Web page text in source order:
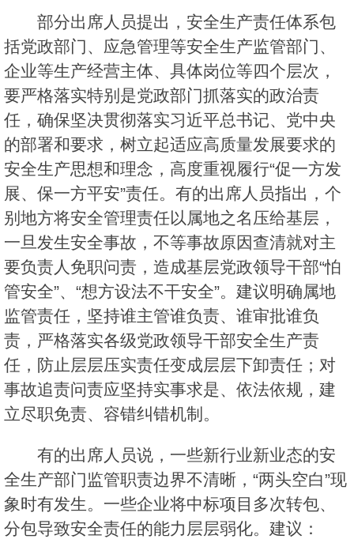
部分出席人员提出，安全生产责任体系包
括党政部门、应急管理等安全生产监管部门、
企业等生产经营主体、具体岗位等四个层次，
要严格落实特别是党政部门抓落实的政治责
任，确保坚决贯彻落实习近平总书记、党中央
的部署和要求，树立起适应高质量发展要求的
安全生产思想和理念，高度重视履行“促一方发
展、保一方平安”责任。有的出席人员指出，个
别地方将安全管理责任以属地之名压给基层，
一旦发生安全事故，不等事故原因查清就对主
要负责人免职问责，造成基层党政领导干部“怕
管安全”、“想方设法不干安全”。建议明确属地
监管责任，坚持谁主管谁负责、谁审批谁负
责，严格落实各级党政领导干部安全生产责
任，防止层层压实责任变成层层下卸责任；对
事故追责问责应坚持实事求是、依法依规，建
立尽职免责、容错纠错机制。
有的出席人员说，一些新行业新业态的安
全生产部门监管职责边界不清晰，“两头空白”现
象时有发生。一些企业将中标项目多次转包、
分包导致安全责任的能力层层弱化。建议：